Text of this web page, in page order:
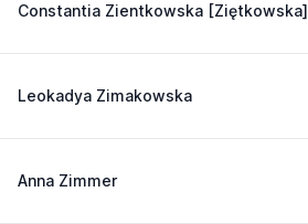
Constantia Zientkowska [Ziętkowska]
Leokadya Zimakowska
Anna Zimmer